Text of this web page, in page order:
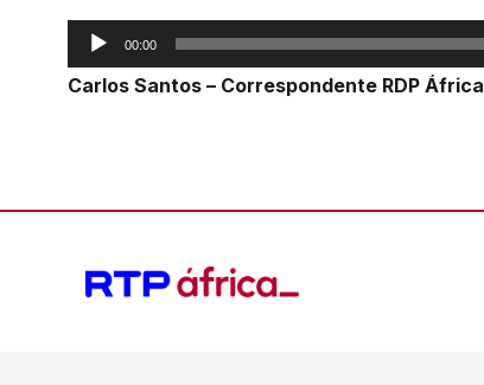
Reprodutor
de
00:00
Carlos Santos – Correspondente RDP África